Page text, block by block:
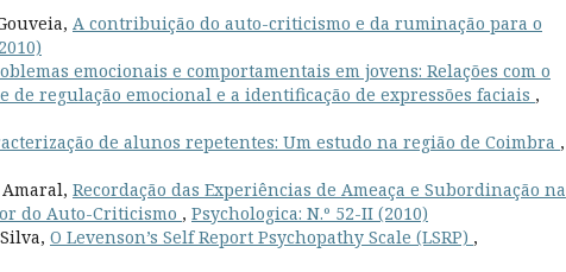
A contribuição do auto-criticismo e da ruminação para o
emocionais e comportamentais em jovens: Relações com o
de regulação emocional e a identificação de expressões faciais ,
de alunos repetentes: Um estudo na região de Coimbra ,
Recordação das Experiências de Ameaça e Subordinação na
do Auto-Criticismo , Psychologica: N.º 52-II (2010)
O Levenson’s Self Report Psychopathy Scale (LSRP) ,